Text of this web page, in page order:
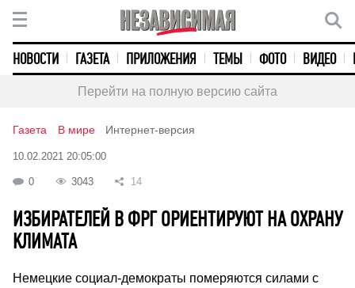
НОВОСТИ ГАЗЕТА ПРИЛОЖЕНИЯ ТЕМЫ ФОТО ВИДЕО
Перейти на полную версию сайта
Газета В мире Интернет-версия
10.02.2021 20:05:00
0 3043 14
ИЗБИРАТЕЛЕЙ В ФРГ ОРИЕНТИРУЮТ НА ОХРАНУ
КЛИМАТА
Немецкие социал-демократы померяются силами с